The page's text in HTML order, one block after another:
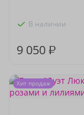
В наличии
9 050 ₽
Хит продаж